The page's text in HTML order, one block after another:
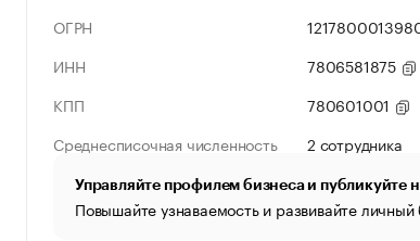
ОГРН
ИНН
7806581875
КПП
780601001
Среднесписочная численность
2 сотрудника
Управляйте профилем бизнеса и публикуйте
Повышайте узнаваемость и развивайте